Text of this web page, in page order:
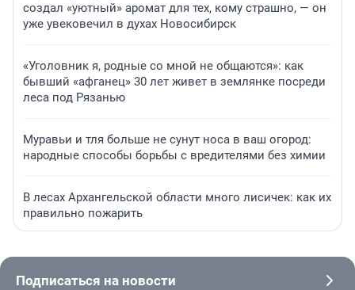
создал «уютный» аромат для тех, кому страшно, — он
уже увековечил в духах Новосибирск
«Уголовник я, родные со мной не общаются»: как
бывший «афганец» 30 лет живет в землянке посреди
леса под Рязанью
Муравьи и тля больше не сунут носа в ваш огород:
народные способы борьбы с вредителями без химии
В лесах Архангельской области много лисичек: как их
правильно пожарить
Подписаться на новости